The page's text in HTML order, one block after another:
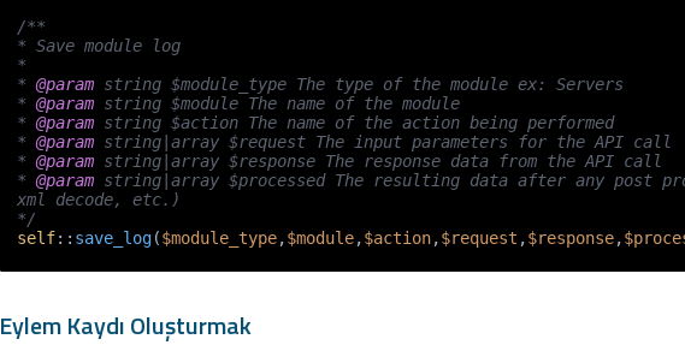
/**
* Save module log
*
* @param string $module_type The type of the module ex: Servers
* @param string $module The name of the module
* @param string $action The name of the action being performed
* @param string|array $request The input parameters for the API call
* @param string|array $response The response data from the API call
* @param string|array $processed The resulting data after any post
xml decode, etc.)
*/
self:: save_log($module_type,$module,$action,$request ,$response,
Eylem Kaydı Oluşturmak